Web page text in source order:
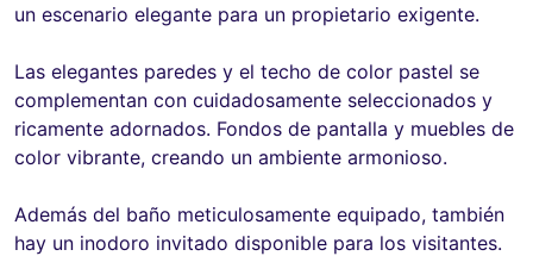
un escenario elegante para un propietario exigente.
Las elegantes paredes y el techo de color pastel se
complementan con cuidadosamente seleccionados y
ricamente adornados. Fondos de pantalla y muebles de
color vibrante, creando un ambiente armonioso.
Además del baño meticulosamente equipado, también
hay un inodoro invitado disponible para los visitantes.